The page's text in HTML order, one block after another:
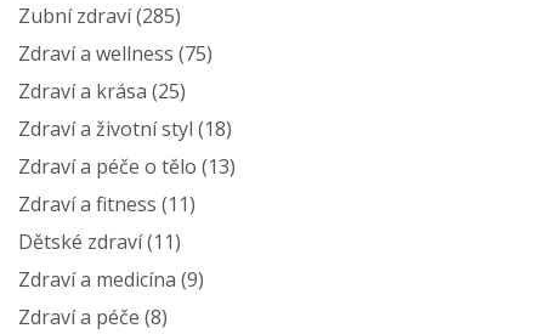
Zubní zdraví(285)
Zdraví a wellness (75)
Zdraví a krása (25)
Zdraví a životní styl (18)
Zdraví a péče o tělo (13)
Zdraví a fitness (11)
Dětské zdraví(11)
Zdraví a medicína (9)
Zdraví a péče (8)